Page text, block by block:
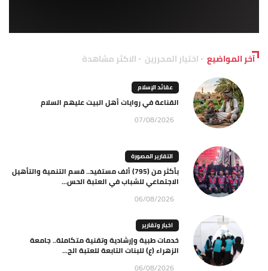
آخر المواضيع اختيار المحررين الاكثر مشاهدة
عقائد الإسلام
القناعة في روايات أهل البيت عليهم السلام
07/08/2026
التقارير المصورة
بأكثر من (795) ألف مستفيد.. قسم التنمية والتأهيل
الاجتماعي للشباب في العتبة الحس...
06/08/2026
اخبار وتقارير
خدمات طبية وإرشادية وتقنية متكاملة.. جامعة
الزهراء (ع) للبنات التابعة للعتبة الح...
06/08/2026